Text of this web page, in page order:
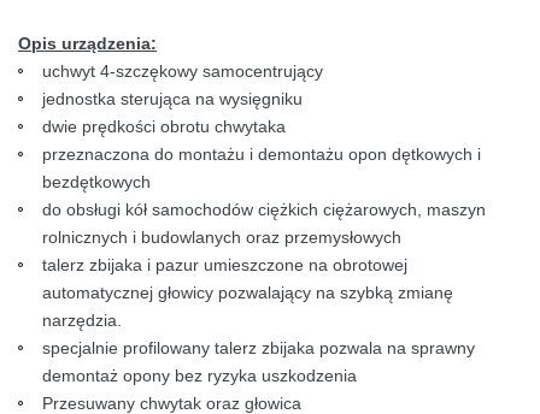
Opis urządzenia:
uchwyt 4-szczękowy samocentrujący
jednostka sterująca na wysięgniku
dwie prędkości obrotu chwytaka
przeznaczona do montażu i demontażu opon dętkowych i
bezdętkowych
do obsługi kół samochodów ciężkich ciężarowych, maszyn
rolnicznych i budowlanych oraz przemysłowych
talerz zbijaka i pazur umieszczone na obrotowej
automatycznej głowicy pozwalający na szybką zmianę
narzędzia.
specjalnie profilowany talerz zbijaka pozwala na sprawny
demontaż opony bez ryzyka uszkodzenia
Przesuwany chwytak oraz głowica